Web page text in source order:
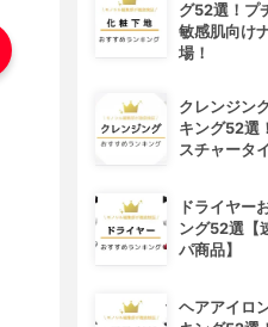
グ52選！プ
敏感肌向け
場！
クレンジン
キング52選
スチャータ
ドライヤー
ング52選【
パ商品】
ヘアアイロ